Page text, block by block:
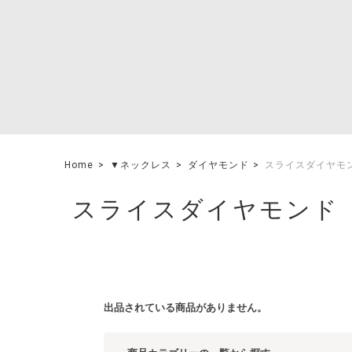
Home ▼ネックレス ダイヤモンド スライスダイヤモ
スライスダイヤモンド
出品されている商品がありません。